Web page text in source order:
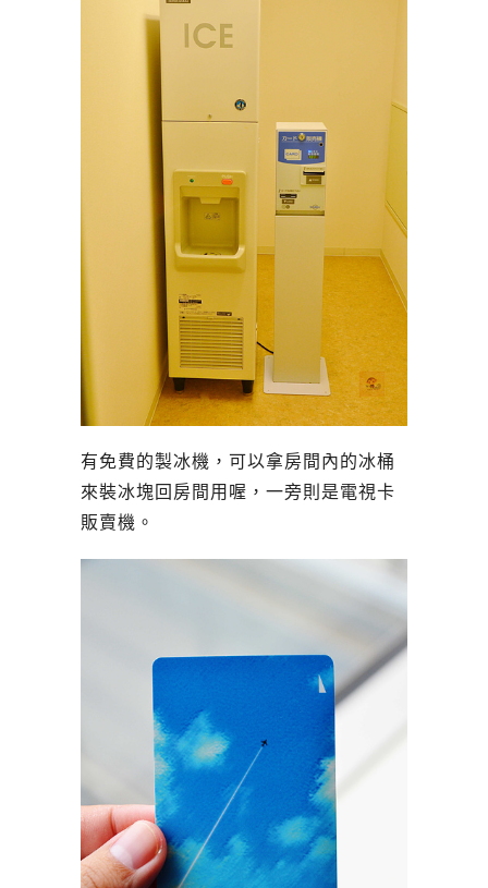
有免費的製冰機，可以拿房間內的冰桶
來裝冰塊回房間用喔，一旁則是電視卡
販賣機。